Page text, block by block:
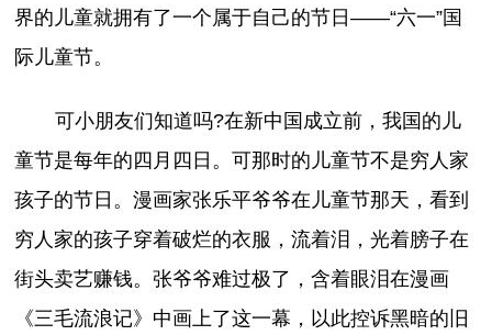
界的儿童就拥有了一个属于自己的节日——“六一”国
际儿童节。
可小朋友们知道吗?在新中国成立前，我国的儿
童节是每年的四月四日。可那时的儿童节不是穷人家
孩子的节日。漫画家张乐平爷爷在儿童节那天，看到
穷人家的孩子穿着破烂的衣服，流着泪，光着膀子在
街头卖艺赚钱。张爷爷难过极了，含着眼泪在漫画
《三毛流浪记》中画上了这一幕，以此控诉黑暗的旧